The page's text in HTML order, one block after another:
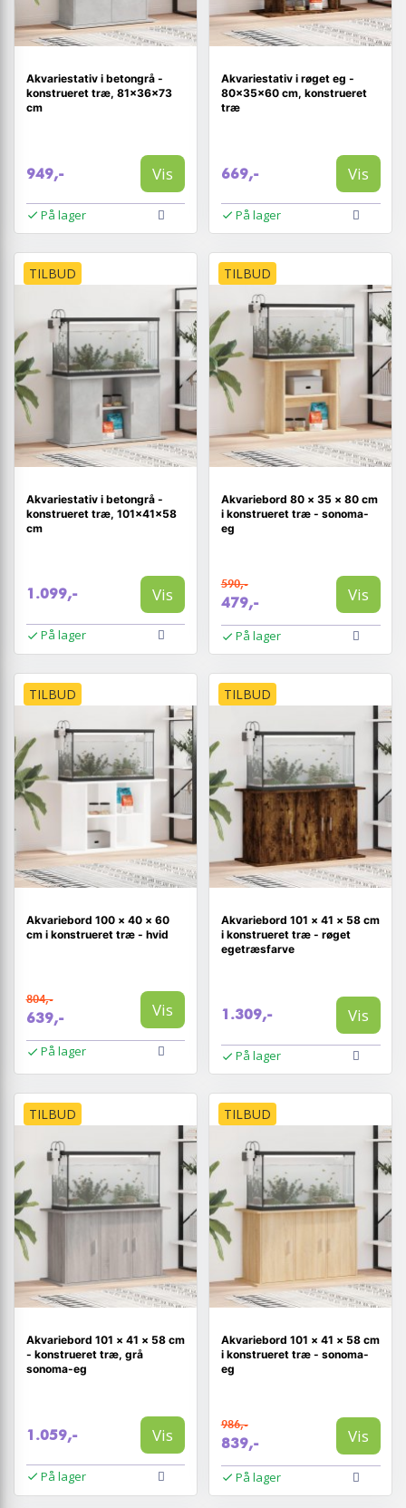
Akvariestativ i betongrå -
konstrueret træ, 81×36×73
cm
949,- Vis
På lager
Akvariestativ i røget eg -
80×35×60 cm, konstrueret
træ
669,- Vis
På lager
TILBUD
Akvariestativ i betongrå -
konstrueret træ, 101×41×58
cm
1.099,- Vis
På lager
TILBUD
Akvariebord 80 × 35 × 80 cm
i konstrueret træ - sonoma-
eg
590,-
479,- Vis
På lager
TILBUD
Akvariebord 100 × 40 × 60
cm i konstrueret træ - hvid
804,-
639,- Vis
På lager
TILBUD
Akvariebord 101 × 41 × 58 cm
i konstrueret træ - røget
egetræsfarve
1.309,- Vis
På lager
TILBUD
Akvariebord 101 × 41 × 58 cm
- konstrueret træ, grå
sonoma-eg
1.059,- Vis
På lager
TILBUD
Akvariebord 101 × 41 × 58 cm
i konstrueret træ - sonoma-
eg
986,-
839,- Vis
På lager